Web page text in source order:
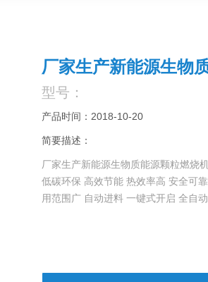
厂家生产新能源生物
型号：
产品时间：2018-10-20
简要描述：
厂家生产新能源生物质能源颗粒燃烧
低碳环保 高效节能 热效率高 安全可
用范围广 自动进料 一键式开启 全自